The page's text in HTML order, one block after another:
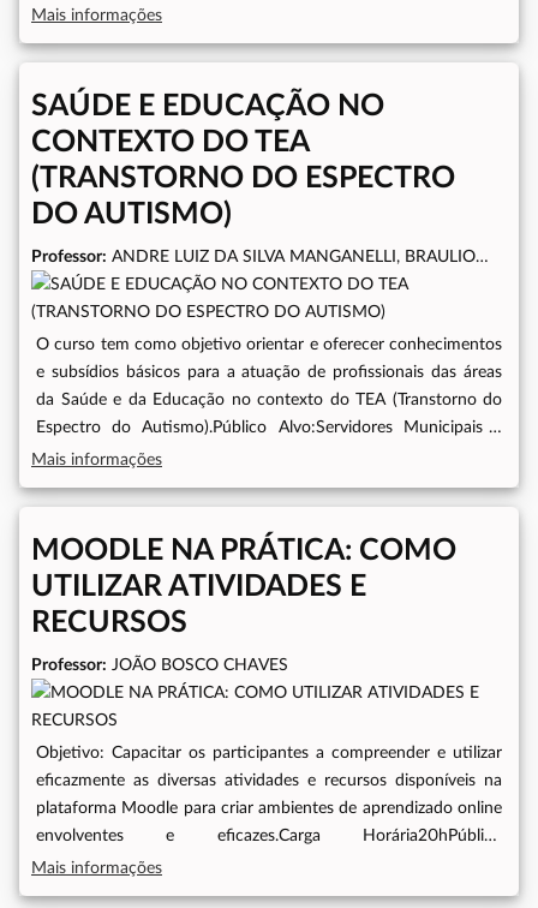
CursoPresencialHorário do Curso13h às 17hPeríodo do
Mais informações
SAÚDE E EDUCAÇÃO NO
CONTEXTO DO TEA
(TRANSTORNO DO ESPECTRO
DO AUTISMO)
Professor:
COSTA TEIXEIRA, MARIA EDITE LOPES DE OLIVEIRA, ADEIZA
OLIVEIRA BARBOSA HENRIQUE, GHIRLANNY DA COSTA
ALBUQUERQUE, LUCIANA QUEIROZ SILVA BEM COELHO
O curso tem como objetivo orientar e oferecer conhecimentos
e subsídios básicos para a atuação de profissionais das áreas
da Saúde e da Educação no contexto do TEA (Transtorno do
Espectro do Autismo).Público Alvo:Servidores Municipais e
EstaduaisModalidade do Curso:On-lineHorário do Curso:8h às
novembro - 01 de dezembroCarga Horária:40 horas
Mais informações
MOODLE NA PRÁTICA: COMO
UTILIZAR ATIVIDADES E
RECURSOS
Professor: JOÃO BOSCO CHAVES
Objetivo: Capacitar os participantes a compreender e utilizar
eficazmente as diversas atividades e recursos disponíveis na
plataforma Moodle para criar ambientes de aprendizado online
envolventes e eficazes.Carga Horária20hPúblico
AlvoServidores da ALECEProgramaçãoDatas do curso
Mais informações